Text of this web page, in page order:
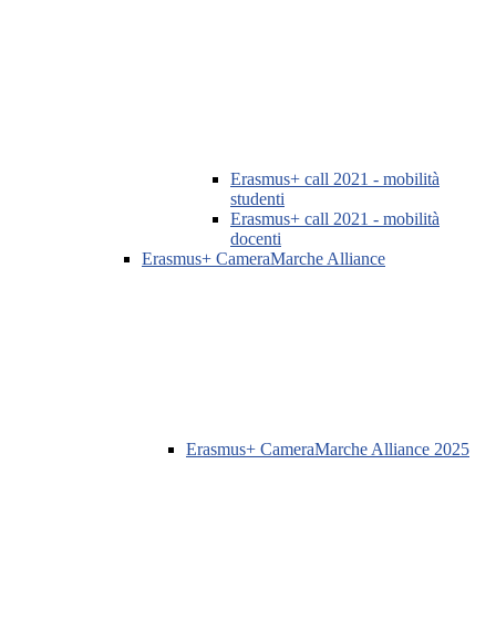
Erasmus+ call 2021 - mobilità
studenti
Erasmus+ call 2021 - mobilità
docenti
Erasmus+ CameraMarche Alliance
Erasmus+ CameraMarche Alliance 2025